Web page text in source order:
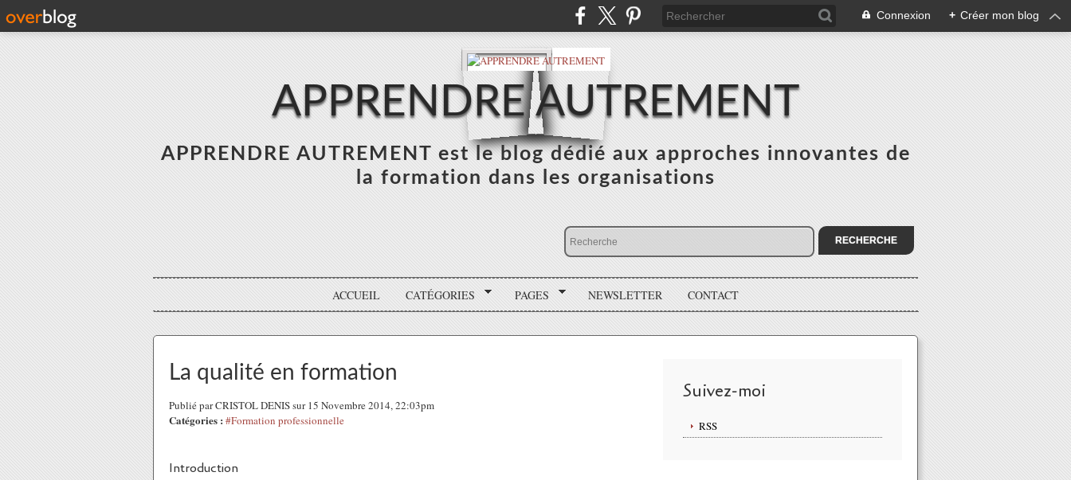
Connexion + Créer mon blog
APPRENDRE AUTREMENT
APPRENDRE AUTREMENT est le blog dédié aux approches innovantes de
la formation dans les organisations
ACCUEIL CATÉGORIES PAGES NEWSLETTER CONTACT
La qualité en formation
Publié par CRISTOL DENIS sur 15 Novembre 2014, 22:03pm
Catégories : #Formation professionnelle
Introduction
Suivez-moi
RSS